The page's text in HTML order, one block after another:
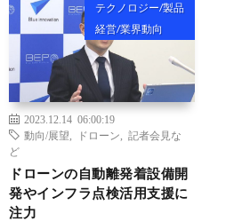
テクノロジー/製品
経営/業界動向
2023.12.14 06:00:19
動向/展望
ドローン
記者会見な
ど
ドローンの自動離発着設備開
発やインフラ点検活用支援に
注力